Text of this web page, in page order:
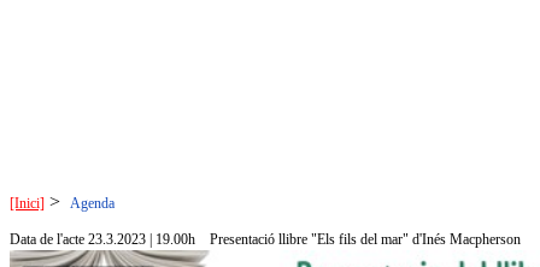
[Inici] > Agenda
Data de l'acte 23.3.2023 | 19.00h Presentació llibre "Els fils del mar" d'Inés Macpherson